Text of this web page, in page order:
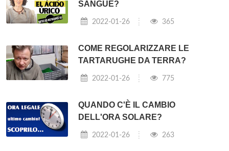
SANGUE?
2022-01-26 365
COME REGOLARIZZARE LE
TARTARUGHE DA TERRA?
2022-01-26 775
QUANDO C'È IL CAMBIO
DELL'ORA SOLARE?
2022-01-26 263